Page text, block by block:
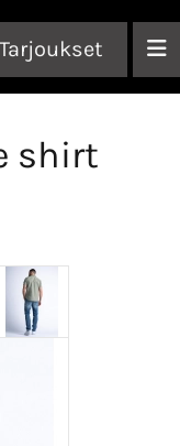
Tarjoukset
shirt